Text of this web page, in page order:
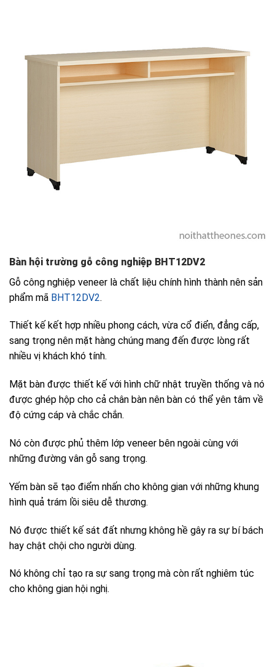
Bàn hội trường gỗ công nghiệp BHT12DV2
Gỗ công nghiệp veneer là chất liệu chính hình thành nên sản
phẩm mã BHT12DV2.
Thiết kế kết hợp nhiều phong cách, vừa cổ điển, đẳng cấp,
sang trọng nên mặt hàng chúng mang đến được lòng rất
nhiều vị khách khó tính.
Mặt bàn được thiết kế với hình chữ nhật truyền thống và nó
được ghép hộp cho cả chân bàn nên bàn có thể yên tâm về
độ cứng cáp và chắc chắn.
Nó còn được phủ thêm lớp veneer bên ngoài cùng với
những đường vân gỗ sang trọng.
Yếm bàn sẽ tạo điểm nhấn cho không gian với những khung
hình quả trám lồi siêu dễ thương.
Nó được thiết kế sát đất nhưng không hề gây ra sự bí bách
hay chật chội cho người dùng.
Nó không chỉ tạo ra sự sang trọng mà còn rất nghiêm túc
cho không gian hội nghị.